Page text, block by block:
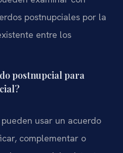
postnupciales por la
entre los
postnupcial para
usar un acuerdo
complementar o